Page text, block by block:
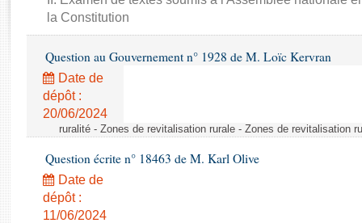
Rapports d'enquête
Rapports législatifs
Baromètre de l’application des lois
Dossiers législatifs
Budget et sécurité sociale
la Constitution
Question au Gouvernement n° 1928 de M. Loïc Kervran
Date de
dépôt :
20/06/2024
ruralité - Zones de revitalisation rurale - Zones de revitalisation
Question écrite n° 18463 de M. Karl Olive
Date de
dépôt :
11/06/2024